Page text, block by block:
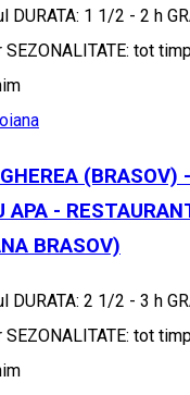
DURATA: 1 1/2 - 2 h
SEZONALITATE: tot
(BRASOV)
APA -
BRASOV)
DURATA: 2 1/2 - 3 h
SEZONALITATE: tot